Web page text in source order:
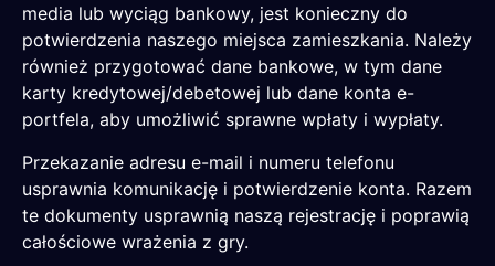
media lub wyciąg bankowy, jest konieczny do
potwierdzenia naszego miejsca zamieszkania. Należy
również przygotować dane bankowe, w tym dane
karty kredytowej/debetowej lub dane konta e-
portfela, aby umożliwić sprawne wpłaty i wypłaty.
Przekazanie adresu e-mail i numeru telefonu
usprawnia komunikację i potwierdzenie konta. Razem
te dokumenty usprawnią naszą rejestrację i poprawią
całościowe wrażenia z gry.